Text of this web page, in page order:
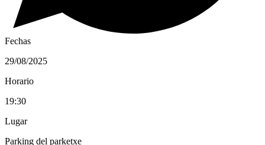
Fechas
29/08/2025
Horario
19:30
Lugar
Parking del parketxe